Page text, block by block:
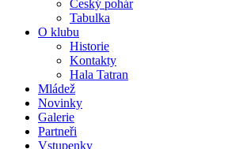
Český pohár
Tabulka
O klubu
Historie
Kontakty
Hala Tatran
Mládež
Novinky
Galerie
Partneři
Vstupenky